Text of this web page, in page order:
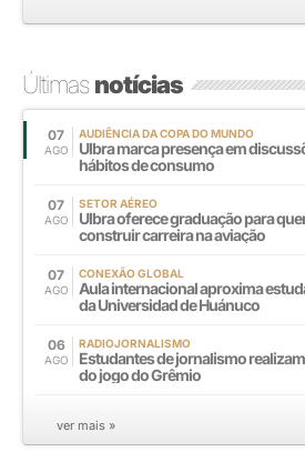
Últimasnotícias
07
AGO
AUDIÊNCIA DA COPA DO MUNDO
Ulbra marca presença em
hábitos de consumo
07
AGO
SETOR AÉREO
Ulbra oferece graduação para
construir carreira na aviação
07
AGO
CONEXÃO GLOBAL
Aula internacional aproxima
da Universidad de Huánuco
06
AGO
RADIOJORNALISMO
Estudantes de jornalismo
do jogo do Grêmio
ver mais »